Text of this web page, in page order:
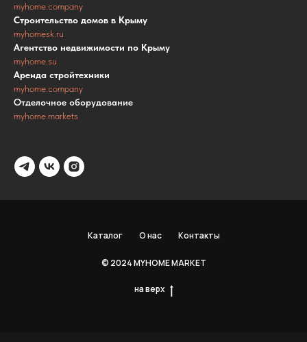
myhome.company
Строительство домов в Крыму
myhomesk.ru
Агентство недвижимости по Крыму
myhome.su
Аренда стройтехники
myhome.company
Отделочное оборудование
myhome.markets
Каталог О нас Контакты
© 2024 MYHOME MARKET
на верх